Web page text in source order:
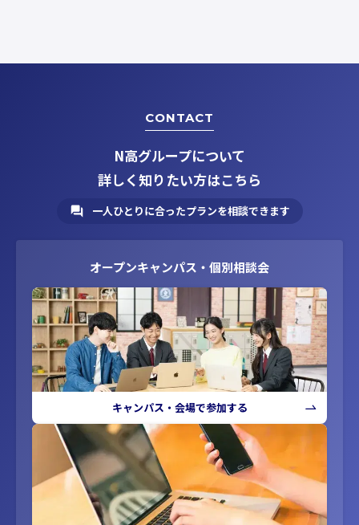
CONTACT
N高グループについて
詳しく知りたい方はこちら
一人ひとりに合ったプランを相談できます
オープンキャンパス・個別相談会
キャンパス・会場で参加する